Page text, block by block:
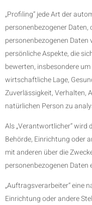
„Profiling“ jede Art der
personenbezogener
personenbezogenen
persönliche Aspekte, die
bewerten, insbesondere
wirtschaftliche Lage,
Zuverlässigkeit, Verhalten,
natürlichen Person zu
Als „Verantwortlicher“ wird
Behörde, Einrichtung oder
mit anderen über die
personenbezogenen Daten
„Auftragsverarbeiter“ eine
Einrichtung oder andere